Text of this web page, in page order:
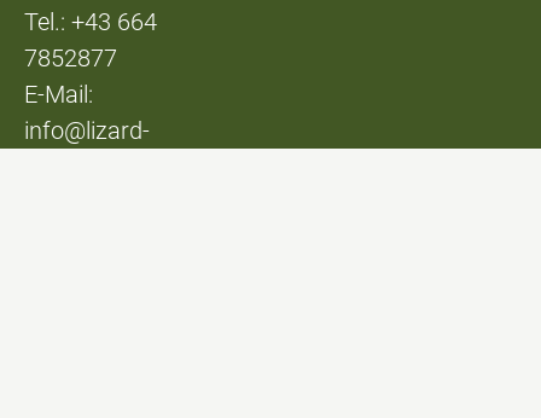
Tel.: +43 664
7852877
E-Mail:
info@lizard-